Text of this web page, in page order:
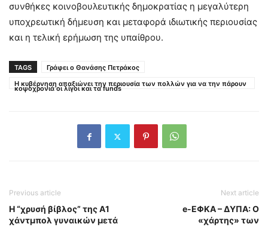
συνθήκες κοινοβουλευτικής δημοκρατίας η μεγαλύτερη
υποχρεωτική δήμευση και μεταφορά ιδιωτικής περιουσίας
και η τελική ερήμωση της υπαίθρου.
TAGS
Γράφει o Θανάσης Πετράκος
Η κυβέρνηση απαξιώνει την περιουσία των πολλών για να την πάρουν
κοψοχρονιά οι λίγοι και τα funds
Previous article
Η “χρυσή βίβλος” της Α1
χάντμπολ γυναικών μετά
Next article
e-ΕΦΚΑ – ΔΥΠΑ: Ο
«χάρτης» των